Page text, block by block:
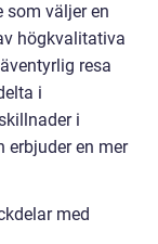
som väljer en
högkvalitativa
resa
i
i
erbjuder en mer
med